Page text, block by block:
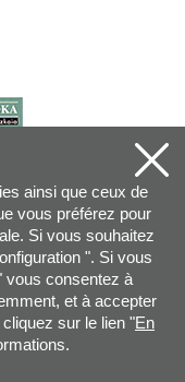
ainsi que ceux de
vous préférez pour
Si vous souhaitez
". Si vous
consentez à
et à accepter
sur le lien "En